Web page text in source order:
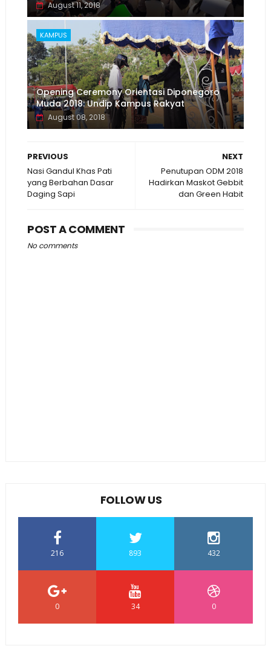
August 11, 2018
KAMPUS
Opening Ceremony Orientasi Diponegoro
Muda 2018: Undip Kampus Rakyat
August 08, 2018
NEXT
Penutupan ODM 2018
Hadirkan Maskot Gebbit
dan Green Habit
PREVIOUS
Nasi Gandul Khas Pati
yang Berbahan Dasar
Daging Sapi
POST A COMMENT
No comments
FOLLOW US
216 893 432
0 34 0